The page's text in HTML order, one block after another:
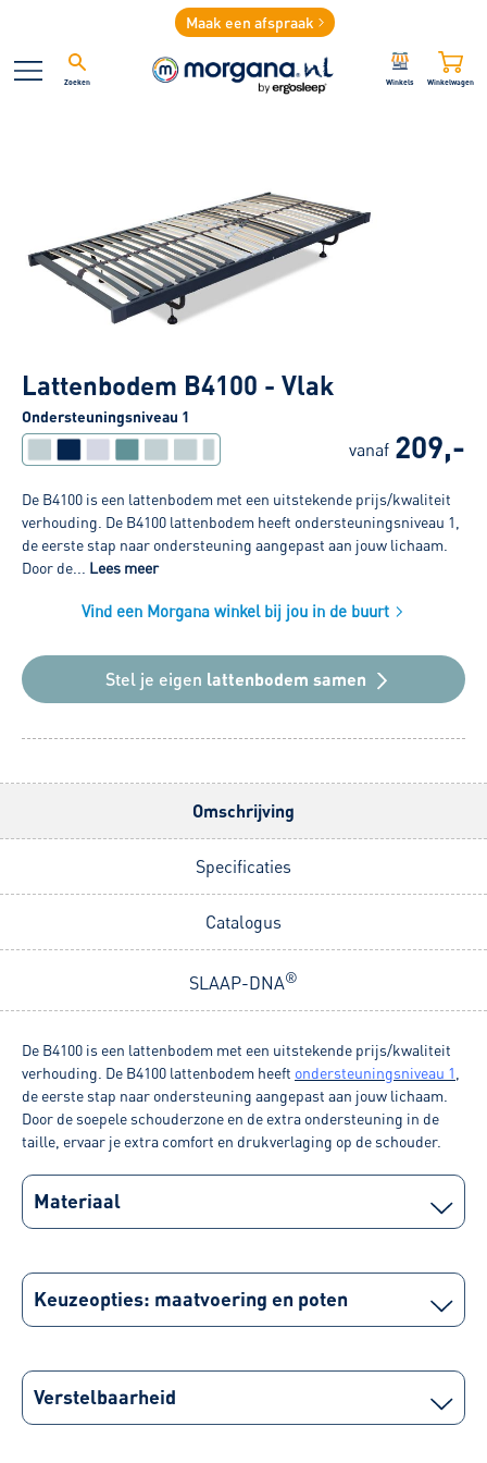
Maak een afspraak
Zoeken Winkels Winkelwagen
Lattenbodem B4100 - Vlak
Ondersteuningsniveau 1
vanaf 209,-
De B4100 is een lattenbodem met een uitstekende prijs/kwaliteit
verhouding. De B4100 lattenbodem heeft ondersteuningsniveau 1,
de eerste stap naar ondersteuning aangepast aan jouw lichaam.
Door de... Lees meer
Vind een Morgana winkel bij jou in de buurt
Stel je eigen lattenbodem samen
Omschrijving
Specificaties
Catalogus
SLAAP-DNA®
De B4100 is een lattenbodem met een uitstekende prijs/kwaliteit
verhouding. De B4100 lattenbodem heeft ondersteuningsniveau 1,
de eerste stap naar ondersteuning aangepast aan jouw lichaam.
Door de soepele schouderzone en de extra ondersteuning in de
taille, ervaar je extra comfort en drukverlaging op de schouder.
Materiaal
Keuzeopties: maatvoering en poten
Verstelbaarheid